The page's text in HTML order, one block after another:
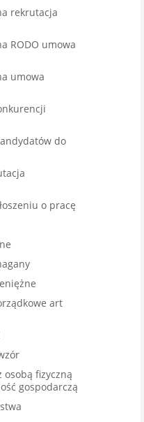
rekrutacja
RODO umowa
umowa
do
o pracę
art
osobą fizyczną
gospodarczą